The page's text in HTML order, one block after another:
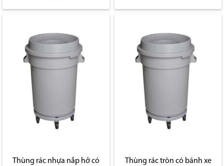
Thùng rác nhựa nắp hở có
Thùng rác tròn có bánh xe